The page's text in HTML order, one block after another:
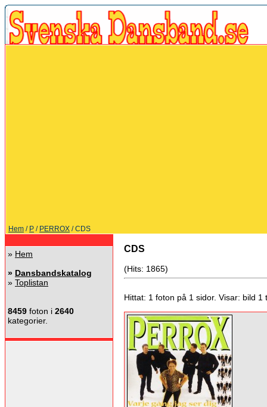
Hem / P / PERROX / CDS
» Hem
» Dansbandskatalog
» Toplistan
8459 foton i 2640
kategorier.
CDS
(Hits: 1865)
Hittat: 1 foton på 1 sidor. Visar: bild 1